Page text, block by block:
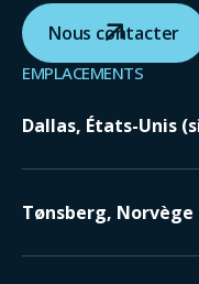
Nous contacter
EMPLACEMENTS
Dallas, États-Unis
Tønsberg, Norvège